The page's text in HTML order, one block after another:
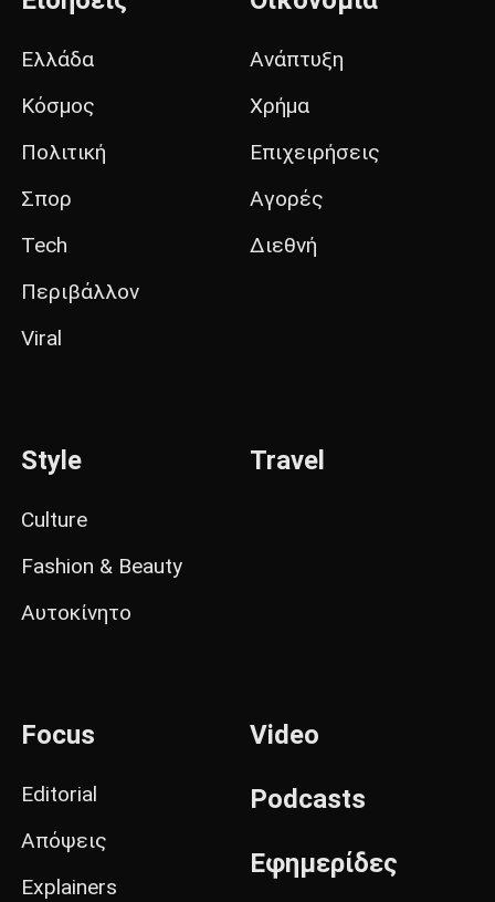
Ελλάδα
Κόσμος
Πολιτική
Σπορ
Tech
Περιβάλλον
Viral
Ανάπτυξη
Χρήμα
Επιχειρήσεις
Αγορές
Διεθνή
Style
Culture
Fashion & Beauty
Αυτοκίνητο
Travel
Focus
Editorial
Απόψεις
Explainers
Video
Podcasts
Εφημερίδες